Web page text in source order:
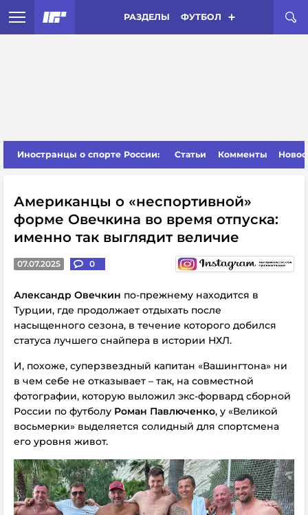
РАЗДЕЛЫ ФУТБОЛ
Иностранцы о спорте России: Статьи Комменты
Американцы о «неспортивной»
форме Овечкина во время отпуска:
именно так выглядит величие
07.07.2025 0
Александр Овечкин по-прежнему находится в
Турции, где продолжает отдыхать после
насыщенного сезона, в течение которого добился
статуса лучшего снайпера в истории НХЛ.
И, похоже, суперзвездный капитан «Вашингтона» ни
в чем себе не отказывает – так, на совместной
фотографии, которую выложил экс-форвард сборной
России по футболу Роман Павлюченко, у «Великой
восьмерки» выделяется солидный для спортсмена
его уровня живот.